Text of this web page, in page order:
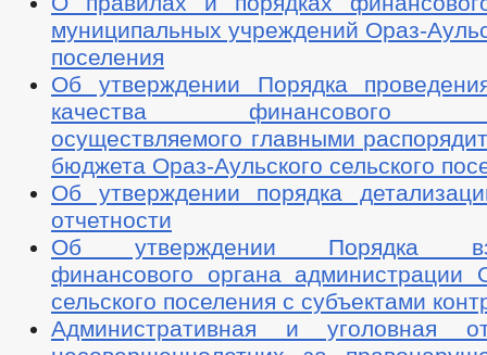
муниципальных учреждений Ораз-
поселения
Об утверждении Порядка
качества финансового
осуществляемого главными
бюджета Ораз-Аульского сельского
Об утверждении порядка
отчетности
Об утверждении Порядка
финансового органа администрации
сельского поселения с субъектами
Административная и уголовная